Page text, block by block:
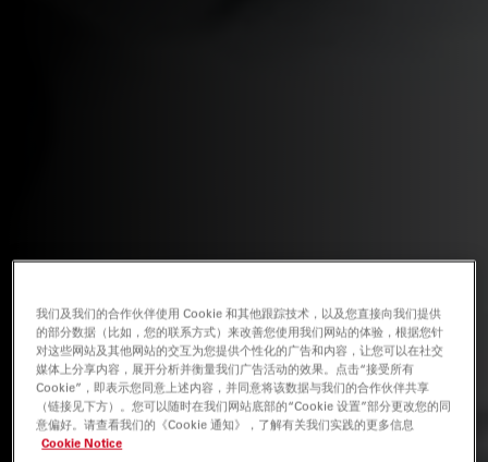
我们及我们的合作伙伴使用 Cookie 和其他跟踪技术，以及您直接向我们提供
的部分数据（比如，您的联系方式）来改善您使用我们网站的体验，根据您针
对这些网站及其他网站的交互为您提供个性化的广告和内容，让您可以在社交
媒体上分享内容，展开分析并衡量我们广告活动的效果。点击“接受所有
Cookie”，即表示您同意上述内容，并同意将该数据与我们的合作伙伴共享
（链接见下方）。您可以随时在我们网站底部的“Cookie 设置”部分更改您的同
意偏好。请查看我们的《Cookie 通知》，了解有关我们实践的更多信息
Cookie Notice